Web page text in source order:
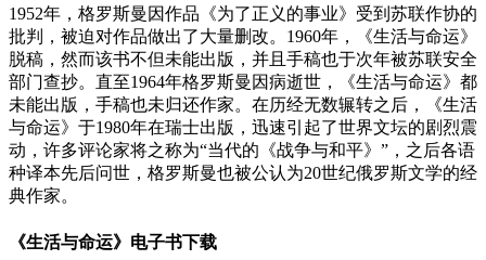
1952年，格罗斯曼因作品《为了正义的事业》受到苏联作协的
批判，被迫对作品做出了大量删改。1960年，《生活与命运》
脱稿，然而该书不但未能出版，并且手稿也于次年被苏联安全
部门查抄。直至1964年格罗斯曼因病逝世，《生活与命运》都
未能出版，手稿也未归还作家。在历经无数辗转之后，《生活
与命运》于1980年在瑞士出版，迅速引起了世界文坛的剧烈震
动，许多评论家将之称为“当代的《战争与和平》”，之后各语
种译本先后问世，格罗斯曼也被公认为20世纪俄罗斯文学的经
典作家。
《生活与命运》电子书下载